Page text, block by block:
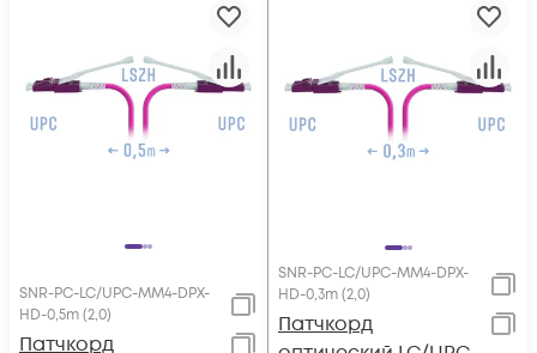
SNR-PC-LC/UPC-MM4-DPX-
HD-0,5m (2,0)
Патчкорд
SNR-PC-LC/UPC-MM4-DPX-
HD-0,3m (2,0)
Патчкорд